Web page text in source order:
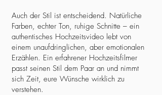
Auch der Stil ist entscheidend. Natürliche
Farben, echter Ton, ruhige Schnitte – ein
authentisches Hochzeitsvideo lebt von
einem unaufdringlichen, aber emotionalen
Erzählen. Ein erfahrener Hochzeitsfilmer
passt seinen Stil dem Paar an und nimmt
sich Zeit, eure Wünsche wirklich zu
verstehen.